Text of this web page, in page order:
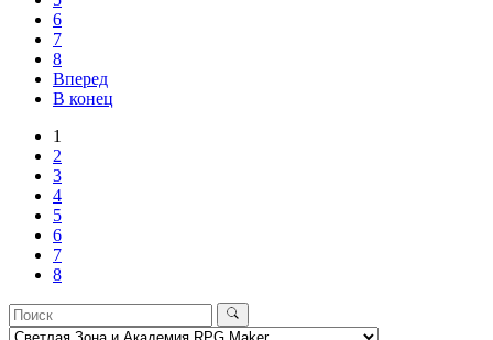
6
7
8
Вперед
В конец
1
2
3
4
5
6
7
8